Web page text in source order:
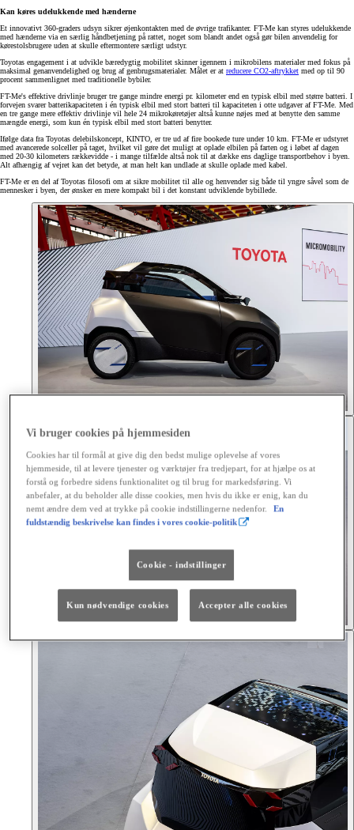
Kan køres udelukkende med hænderne
Et innovativt 360-graders udsyn sikrer øjenkontakten med de øvrige trafikanter. FT-Me kan styres udelukkende
med hænderne via en særlig håndbetjening på rattet, noget som blandt andet også gør bilen anvendelig for
kørestolsbrugere uden at skulle eftermontere særligt udstyr.
Toyotas engagement i at udvikle bæredygtig mobilitet skinner igennem i mikrobilens materialer med fokus på
maksimal genanvendelighed og brug af genbrugsmaterialer. Målet er at reducere CO2-aftrykket med op til 90
procent sammenlignet med traditionelle bybiler.
FT-Me's effektive drivlinje bruger tre gange mindre energi pr. kilometer end en typisk elbil med større batteri. I
forvejen svarer batterikapaciteten i én typisk elbil med stort batteri til kapaciteten i otte udgaver af FT-Me. Med
en tre gange mere effektiv drivlinje vil hele 24 mikrokøretøjer altså kunne nøjes med at benytte den samme
mængde energi, som kun én typisk elbil med stort batteri benytter.
Ifølge data fra Toyotas delebilskoncept, KINTO, er tre ud af fire bookede ture under 10 km. FT-Me er udstyret
med avancerede solceller på taget, hvilket vil gøre det muligt at oplade elbilen på farten og i løbet af dagen
med 20-30 kilometers rækkevidde - i mange tilfælde altså nok til at dække ens daglige transportbehov i byen.
Alt afhængig af vejret kan det betyde, at man helt kan undlade at skulle oplade med kabel.
FT-Me er en del af Toyotas filosofi om at sikre mobilitet til alle og henvender sig både til yngre såvel som de
mennesker i byen, der ønsker en mere kompakt bil i det konstant udviklende bybillede.
Vi bruger cookies på hjemmesiden
Cookies har til formål at give dig den bedst mulige oplevelse af vores
hjemmeside, til at levere tjenester og værktøjer fra tredjepart, for at hjælpe os at
forstå og forbedre sidens funktionalitet og til brug for markedsføring. Vi
anbefaler, at du beholder alle disse cookies, men hvis du ikke er enig, kan du
nemt ændre dem ved at trykke på cookie indstillingerne nedenfor.
En
fuldstændig beskrivelse kan findes i vores cookie-politik
Cookie - indstillinger
Kun nødvendige cookies Accepter alle cookies